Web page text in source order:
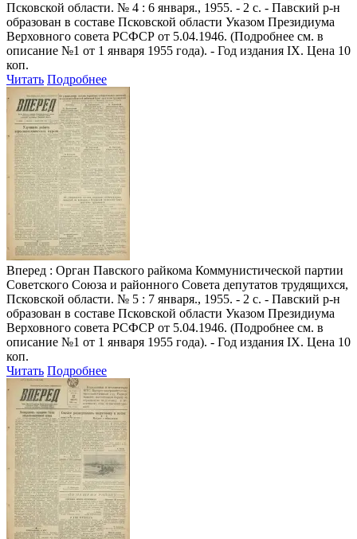
Псковской области. № 4 : 6 января., 1955. - 2 с. - Павский р-н
образован в составе Псковской области Указом Президиума
Верховного совета РСФСР от 5.04.1946. (Подробнее см. в
описание №1 от 1 января 1955 года). - Год издания IX. Цена 10
коп.
Читать Подробнее
Вперед : Орган Павского райкома Коммунистической партии
Советского Союза и районного Совета депутатов трудящихся,
Псковской области. № 5 : 7 января., 1955. - 2 с. - Павский р-н
образован в составе Псковской области Указом Президиума
Верховного совета РСФСР от 5.04.1946. (Подробнее см. в
описание №1 от 1 января 1955 года). - Год издания IX. Цена 10
коп.
Читать Подробнее